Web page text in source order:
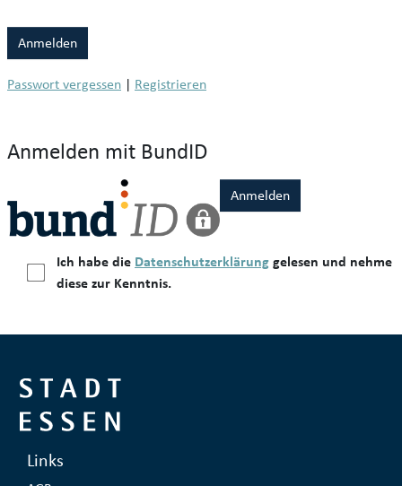
Anmelden
Passwort vergessen | Registrieren
Anmelden mit BundID
Anmelden
Ich habe die Datenschutzerklärung gelesen und nehme
diese zur Kenntnis.
Links